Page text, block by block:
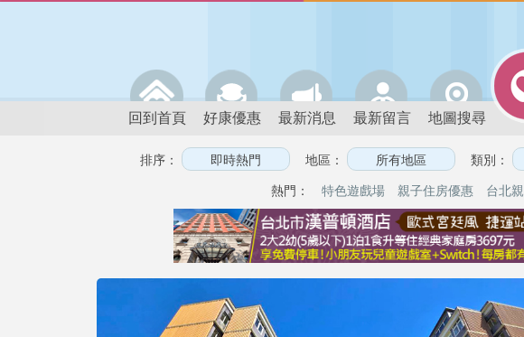
回到首頁 好康優惠 最新消息 最新留言 地圖搜尋
排序： 地區： 類別：
熱門： 特色遊戲場 親子住房優惠 台北